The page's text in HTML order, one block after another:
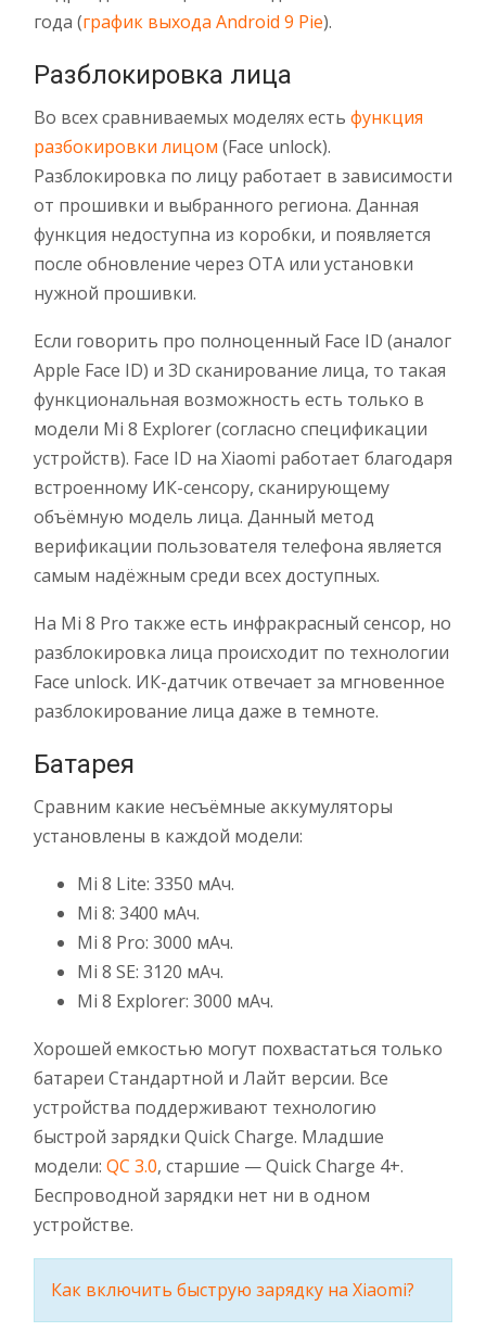
года (график выхода Android 9 Pie).
Разблокировка лица
Во всех сравниваемых моделях есть функция
разбокировки лицом (Face unlock).
Разблокировка по лицу работает в зависимости
от прошивки и выбранного региона. Данная
функция недоступна из коробки, и появляется
после обновление через OTA или установки
нужной прошивки.
Если говорить про полноценный Face ID (аналог
Apple Face ID) и 3D сканирование лица, то такая
функциональная возможность есть только в
модели Mi 8 Explorer (согласно спецификации
устройств). Face ID на Xiaomi работает благодаря
встроенному ИК-сенсору, сканирующему
объёмную модель лица. Данный метод
верификации пользователя телефона является
самым надёжным среди всех доступных.
На Mi 8 Pro также есть инфракрасный сенсор, но
разблокировка лица происходит по технологии
Face unlock. ИК-датчик отвечает за мгновенное
разблокирование лица даже в темноте.
Батарея
Сравним какие несъёмные аккумуляторы
установлены в каждой модели:
Mi 8 Lite: 3350 мАч.
Mi 8: 3400 мАч.
Mi 8 Pro: 3000 мАч.
Mi 8 SE: 3120 мАч.
Mi 8 Explorer: 3000 мАч.
Хорошей емкостью могут похвастаться только
батареи Стандартной и Лайт версии. Все
устройства поддерживают технологию
быстрой зарядки Quick Charge. Младшие
модели: QC 3.0, старшие — Quick Charge 4+.
Беспроводной зарядки нет ни в одном
устройстве.
Как включить быструю зарядку на Xiaomi?